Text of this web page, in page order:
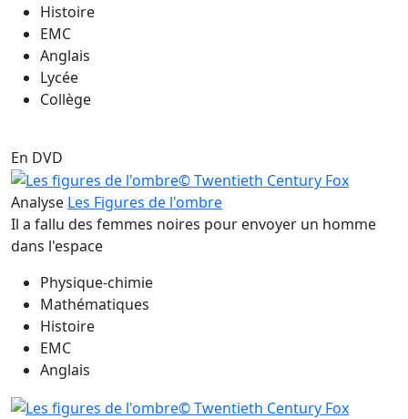
Histoire
EMC
Anglais
Lycée
Collège
En DVD
Analyse Les Figures de l'ombre
Il a fallu des femmes noires pour envoyer un homme
dans l'espace
Physique-chimie
Mathématiques
Histoire
EMC
Anglais